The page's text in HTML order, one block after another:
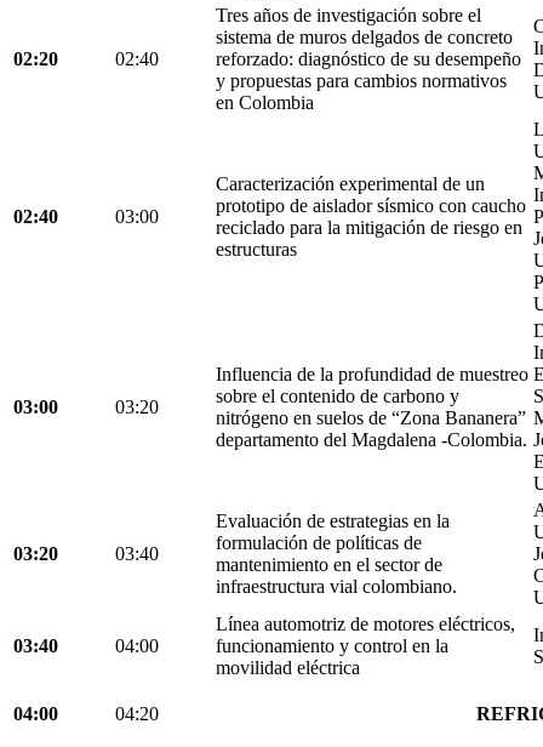
02:20 02:40
Tres años de investigación sobre el
sistema de muros delgados de concreto
reforzado: diagnóstico de su desempeño
y propuestas para cambios normativos
en Colombia
02:40 03:00
Caracterización experimental de un
prototipo de aislador sísmico con caucho
reciclado para la mitigación de riesgo en
estructuras
03:00 03:20
Influencia de la profundidad de muestreo
sobre el contenido de carbono y
nitrógeno en suelos de “Zona Bananera”
departamento del Magdalena -Colombia.
03:20 03:40
Evaluación de estrategias en la
formulación de políticas de
mantenimiento en el sector de
infraestructura vial colombiano.
03:40 04:00
Línea automotriz de motores eléctricos,
funcionamiento y control en la
movilidad eléctrica
04:00 04:20